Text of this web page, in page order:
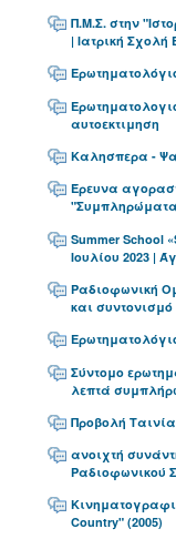
Π.Μ.Σ. στην
| Ιατρική Σχολή
αυτοεκτιμηση
Καλησπερα -
Έρευνα
Summer School
Ιουλίου 2023 |
Ραδιοφωνική
και συντονισμό
Σύντομο
λεπτά
Προβολή
ανοιχτή
Ραδιοφωνικού
Country" (2005)